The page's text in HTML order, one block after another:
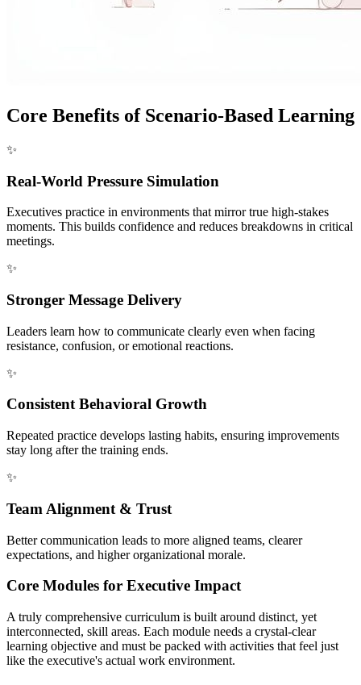
Core Benefits of Scenario-Based Learning
✨
Real-World Pressure Simulation
Executives practice in environments that mirror true high-stakes
moments. This builds confidence and reduces breakdowns in critical
meetings.
✨
Stronger Message Delivery
Leaders learn how to communicate clearly even when facing
resistance, confusion, or emotional reactions.
✨
Consistent Behavioral Growth
Repeated practice develops lasting habits, ensuring improvements
stay long after the training ends.
✨
Team Alignment & Trust
Better communication leads to more aligned teams, clearer
expectations, and higher organizational morale.
Core Modules for Executive Impact
A truly comprehensive curriculum is built around distinct, yet
interconnected, skill areas. Each module needs a crystal-clear
learning objective and must be packed with activities that feel just
like the executive's actual work environment.